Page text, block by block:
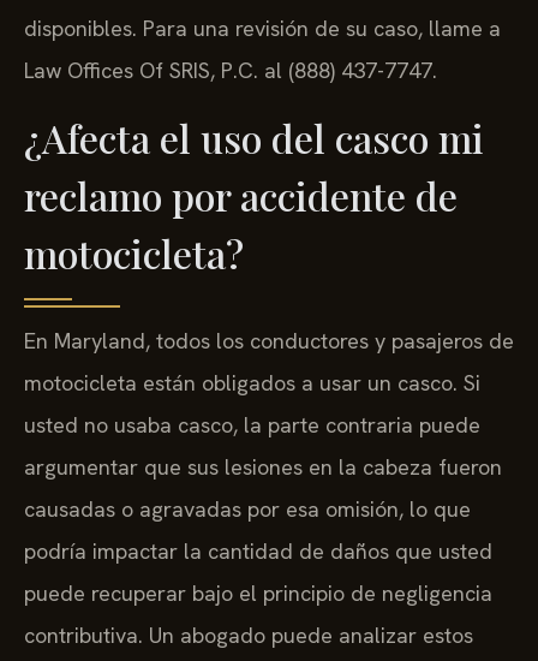
disponibles. Para una revisión de su caso, llame a
Law Offices Of SRIS, P.C. al (888) 437-7747.
¿Afecta el uso del casco mi
reclamo por accidente de
motocicleta?
En Maryland, todos los conductores y pasajeros de
motocicleta están obligados a usar un casco. Si
usted no usaba casco, la parte contraria puede
argumentar que sus lesiones en la cabeza fueron
causadas o agravadas por esa omisión, lo que
podría impactar la cantidad de daños que usted
puede recuperar bajo el principio de negligencia
contributiva. Un abogado puede analizar estos